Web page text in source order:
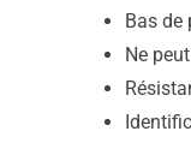
Bas de
Ne